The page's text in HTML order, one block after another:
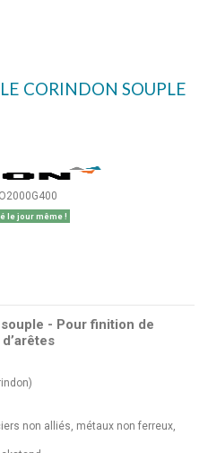
CORINDON SOUPLE
le jour même !
- Pour finition de
non alliés, métaux non ferreux,